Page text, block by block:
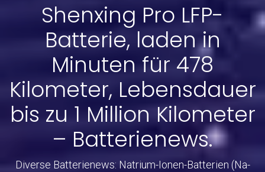
Shenxing Pro LFP-
Batterie, laden in
Minuten für 478
Kilometer, Lebensdauer
bis zu 1 Million Kilometer
– Batterienews.
Diverse Batterienews: Natrium-Ionen-Batterien (Na-